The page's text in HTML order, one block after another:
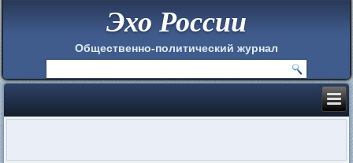
Эхо России
Общественно-политический журнал